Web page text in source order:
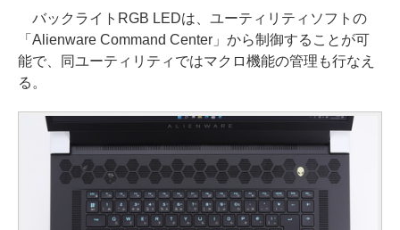
バックライトRGB LEDは、ユーティリティソフトの
「Alienware Command Center」から制御することが可
能で、同ユーティリティではマクロ機能の管理も行なえ
る。